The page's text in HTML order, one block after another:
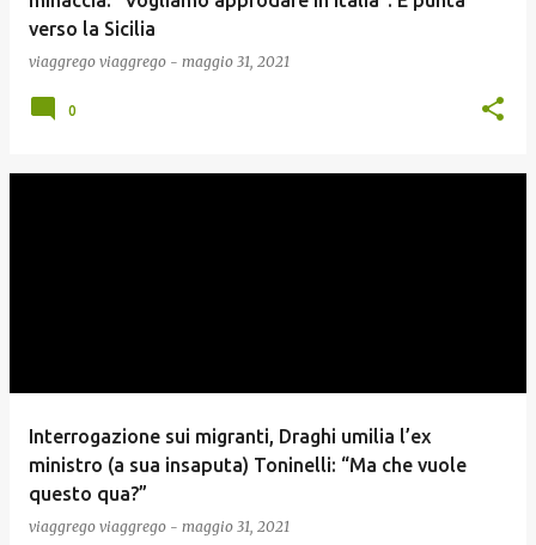
verso la Sicilia
viaggrego viaggrego - maggio 31, 2021
0
Interrogazione sui migranti, Draghi umilia l’ex
ministro (a sua insaputa) Toninelli: “Ma che vuole
questo qua?”
viaggrego viaggrego - maggio 31, 2021